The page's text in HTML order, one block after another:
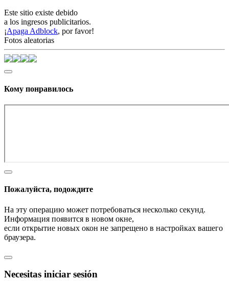
Este sitio existe debido
a los ingresos publicitarios.
¡Apaga Adblock, por favor!
Fotos aleatorias
Кому понравилось
Пожалуйста, подождите
На эту операцию может потребоваться несколько секунд.
Информация появится в новом окне,
если открытие новых окон не запрещено в настройках вашего
браузера.
Necesitas iniciar sesión